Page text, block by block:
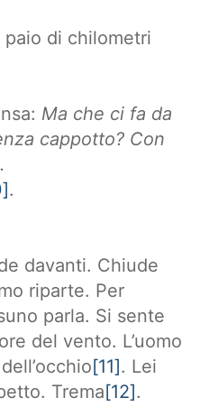
di chilometri
Ma che ci fa da
cappotto? Con
.
davanti. Chiude
riparte. Per
parla. Si sente
del vento. L’uomo
[11]. Lei
Trema[12].